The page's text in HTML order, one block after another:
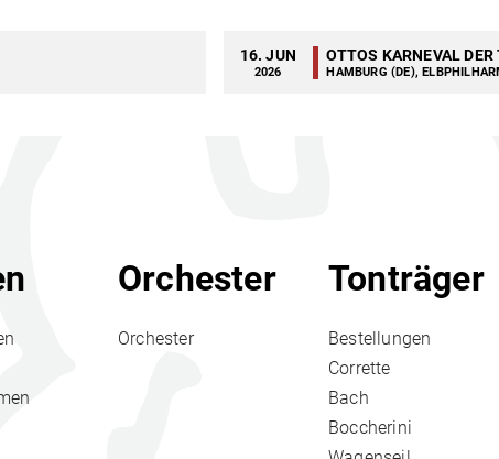
16. JUN
2026
OTTOS KARNEVAL DER
HAMBURG (DE),
Orchester
Orchester
Tonträger
Bestellungen
Corrette
Bach
Boccherini